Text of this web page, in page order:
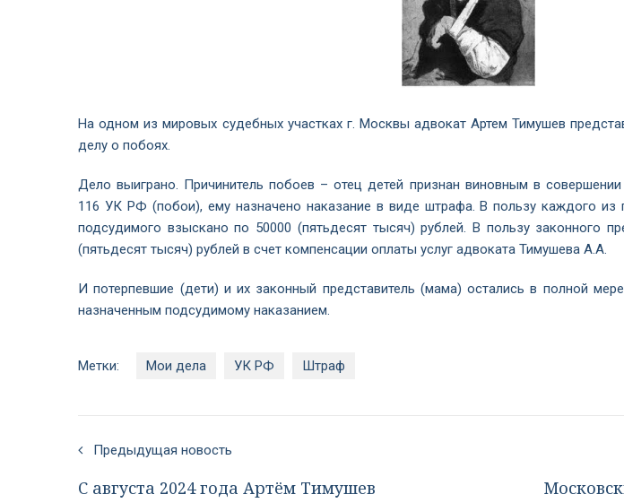
На одном из мировых судебных участках г. Москвы адвокат Артем Тимушев
делу о побоях.
Дело выиграно. Причинитель побоев – отец детей признан виновным в совершении
116 УК РФ (побои), ему назначено наказание в виде штрафа. В пользу каждого из
подсудимого взыскано по 50000 (пятьдесят тысяч) рублей. В пользу законного
(пятьдесят тысяч) рублей в счет компенсации оплаты услуг адвоката Тимушева А.А.
И потерпевшие (дети) и их законный представитель (мама) остались в полной
назначенным подсудимому наказанием.
Метки: Мои дела УК РФ Штраф
Предыдущая новость
С августа 2024 года Артём Тимушев